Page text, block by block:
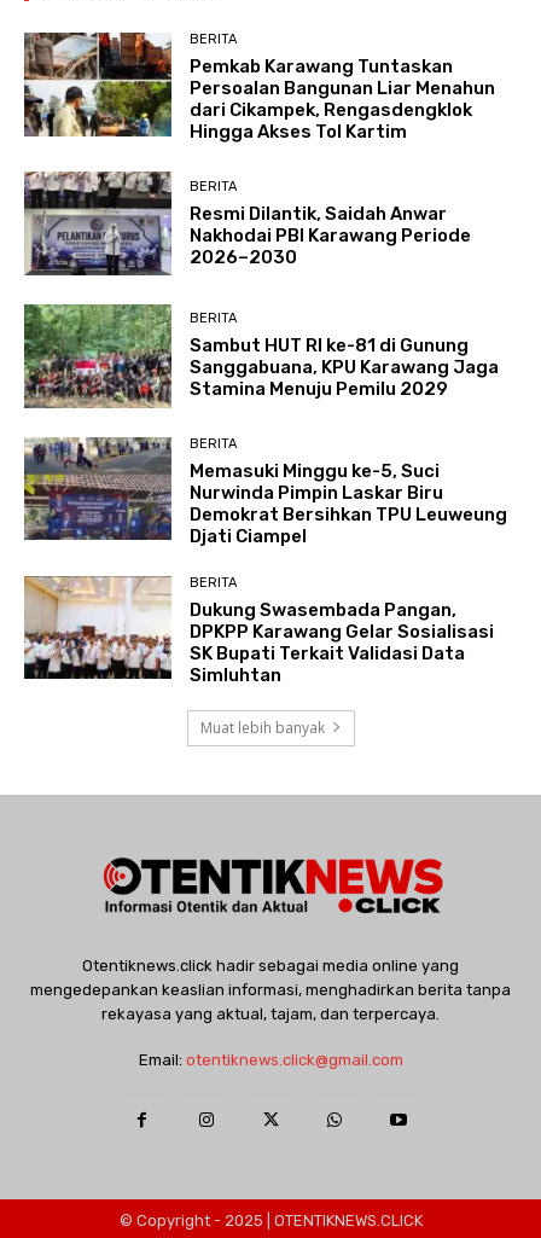
BERITA
Pemkab Karawang Tuntaskan
Persoalan Bangunan Liar Menahun
dari Cikampek, Rengasdengklok
Hingga Akses Tol Kartim
BERITA
Resmi Dilantik, Saidah Anwar
Nakhodai PBI Karawang Periode
2026–2030
BERITA
Sambut HUT RI ke-81 di Gunung
Sanggabuana, KPU Karawang Jaga
Stamina Menuju Pemilu 2029
BERITA
Memasuki Minggu ke-5, Suci
Nurwinda Pimpin Laskar Biru
Demokrat Bersihkan TPU Leuweung
Djati Ciampel
BERITA
Dukung Swasembada Pangan,
DPKPP Karawang Gelar Sosialisasi
SK Bupati Terkait Validasi Data
Simluhtan
Muat lebih banyak
Otentiknews.click hadir sebagai media online yang
mengedepankan keaslian informasi, menghadirkan berita tanpa
rekayasa yang aktual, tajam, dan terpercaya.
Email: otentiknews.click@gmail.com
© Copyright - 2025 | OTENTIKNEWS.CLICK